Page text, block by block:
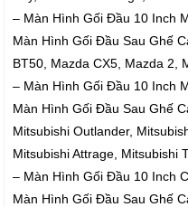
– Màn Hình Gối Đầu 10 Inch
Màn Hình Gối Đầu Sau Ghế
BT50, Mazda CX5, Mazda 2,
– Màn Hình Gối Đầu 10 Inch
Màn Hình Gối Đầu Sau Ghế
Mitsubishi Outlander,
Mitsubishi Attrage, Mitsubishi
– Màn Hình Gối Đầu 10 Inch
Màn Hình Gối Đầu Sau Ghế